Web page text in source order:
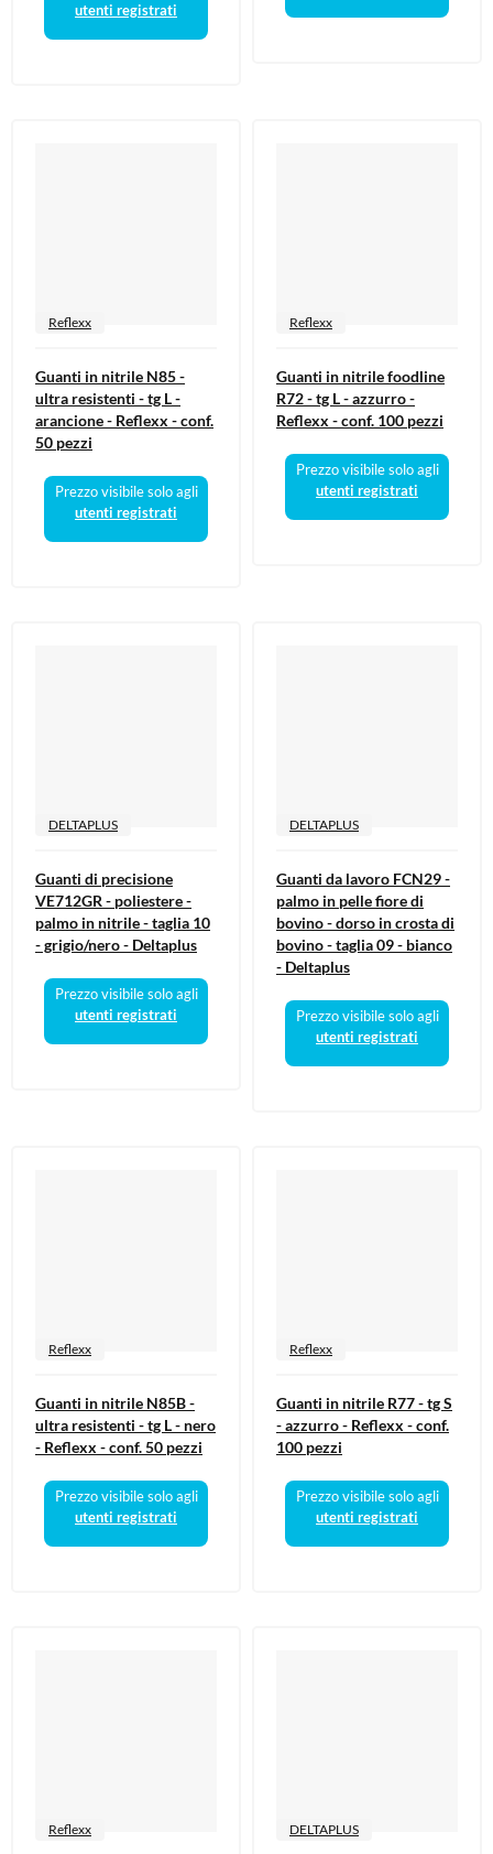
utenti registrati
Reflexx
Guanti in nitrile N85 -
ultra resistenti - tg L -
arancione - Reflexx - conf.
50 pezzi
Prezzo visibile solo agli
utenti registrati
Reflexx
Guanti in nitrile foodline
R72 - tg L - azzurro -
Reflexx - conf. 100 pezzi
Prezzo visibile solo agli
utenti registrati
DELTAPLUS
Guanti di precisione
VE712GR - poliestere -
palmo in nitrile - taglia 10
- grigio/nero - Deltaplus
Prezzo visibile solo agli
utenti registrati
DELTAPLUS
Guanti da lavoro FCN29 -
palmo in pelle fiore di
bovino - dorso in crosta di
bovino - taglia 09 - bianco
- Deltaplus
Prezzo visibile solo agli
utenti registrati
Reflexx
Guanti in nitrile N85B -
ultra resistenti - tg L - nero
- Reflexx - conf. 50 pezzi
Prezzo visibile solo agli
utenti registrati
Reflexx
Guanti in nitrile R77 - tg S
- azzurro - Reflexx - conf.
100 pezzi
Prezzo visibile solo agli
utenti registrati
Reflexx DELTAPLUS